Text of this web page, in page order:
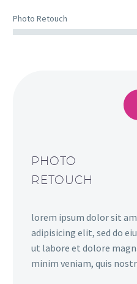
Photo Retouch
PHOTO
RETOUCH
lorem ipsum dolor sit
adipisicing elit, sed do
ut labore et dolore
minim veniam, quis